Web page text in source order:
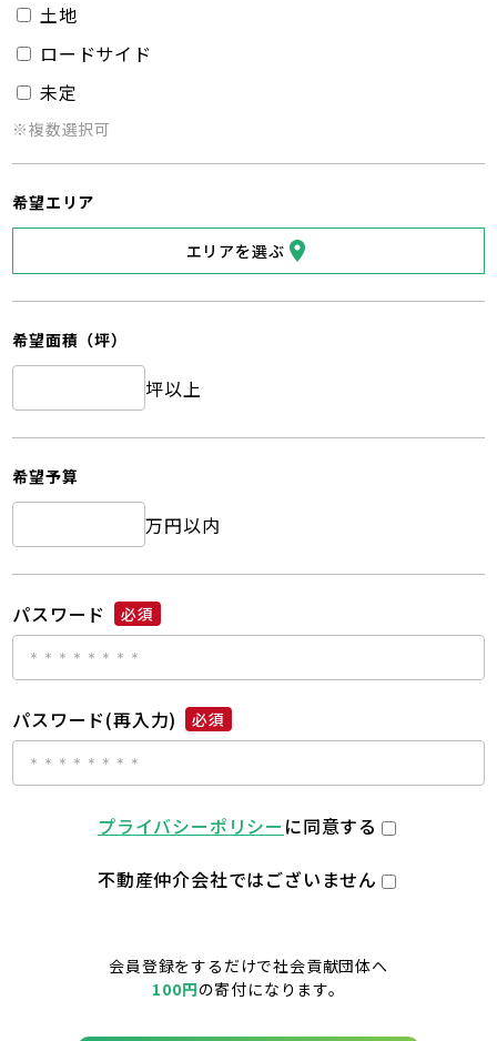
土地
ロードサイド
未定
※複数選択可
希望エリア
エリアを選ぶ
希望面積（坪）
坪以上
希望予算
万円以内
パスワード 必須
パスワード(再入力) 必須
プライバシーポリシー に同意する
不動産仲介会社ではございません
会員登録をするだけで社会貢献団体へ
100円の寄付になります。